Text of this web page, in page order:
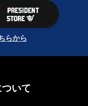
らから
いて